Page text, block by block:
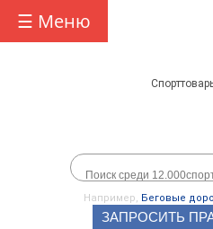
☰ Меню
Например, Беговые
ЗАПРОСИТЬ